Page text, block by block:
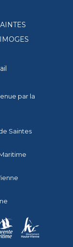
par la
Saintes